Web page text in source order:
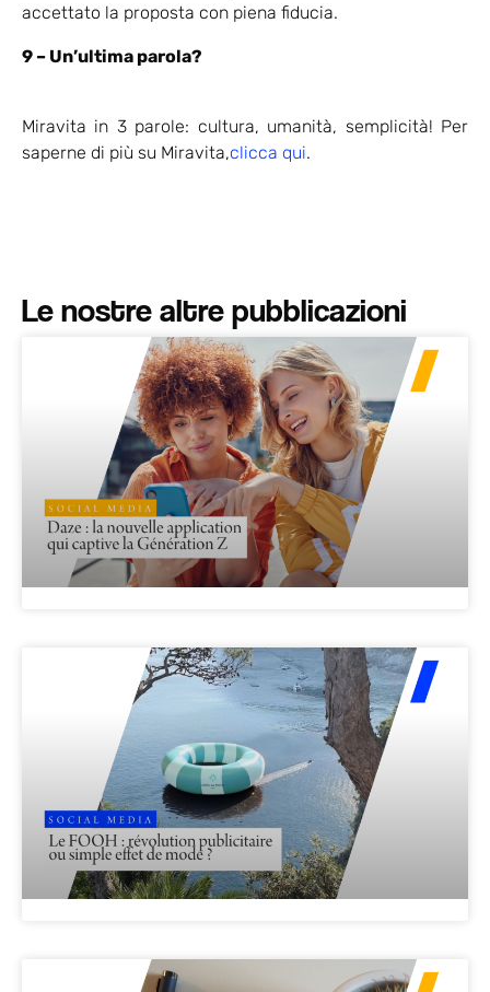
accettato la proposta con piena fiducia.
9 – Un’ultima parola?
Miravita in 3 parole: cultura, umanità, semplicità! Per
saperne di più su Miravita,clicca qui.
Le nostre altre pubblicazioni